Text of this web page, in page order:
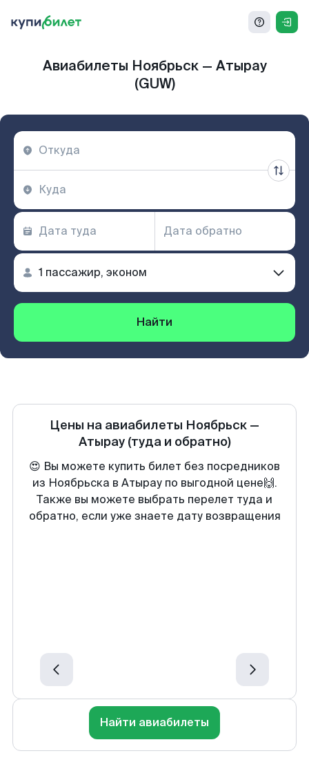
Авиабилеты Ноябрьск — Атырау
(GUW)
Найти
Цены на авиабилеты Ноябрьск —
Атырау (туда и обратно)
😍 Вы можете купить билет без посредников
из Ноябрьска в Атырау по выгодной цене🙌.
Также вы можете выбрать перелет туда и
обратно, если уже знаете дату возвращения
Найти авиабилеты